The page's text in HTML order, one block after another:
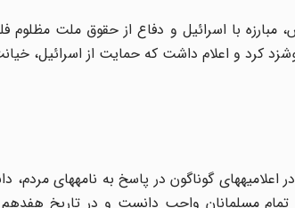
مبارزه با اسرائیل و دفاع از حقوق ملت مظلوم
کرد و اعلام داشت که حمایت از اسرائیل،
گوناگون در پاسخ به نامه‏های مردم،